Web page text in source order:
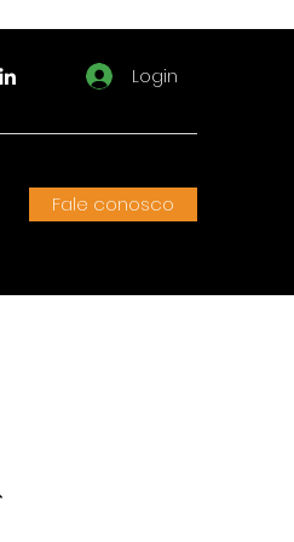
Login
Fale conosco